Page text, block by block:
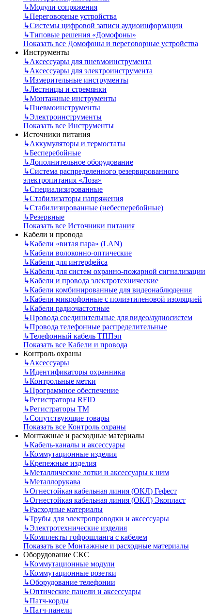
↳Модули сопряжения
↳Переговорные устройства
↳Системы цифровой записи аудиоинформации
↳Типовые решения «Домофоны»
Показать все Домофоны и переговорные устройства
Инструменты
↳Аксессуары для пневмоинструмента
↳Аксессуары для электроинструмента
↳Измерительные инструменты
↳Лестницы и стремянки
↳Монтажные инструменты
↳Пневмоинструменты
↳Электроинструменты
Показать все Инструменты
Источники питания
↳Аккумуляторы и термостаты
↳Бесперебойные
↳Дополнительное оборудование
↳Система распределенного резервированного
электропитания «Лоза»
↳Специализированные
↳Стабилизаторы напряжения
↳Стабилизированные (небесперебойные)
↳Резервные
Показать все Источники питания
Кабели и провода
↳Кабели «витая пара» (LAN)
↳Кабели волоконно-оптические
↳Кабели для интерфейса
↳Кабели для систем охранно-пожарной сигнализации
↳Кабели и провода электротехнические
↳Кабели комбинированные для видеонаблюдения
↳Кабели микрофонные с полиэтиленовой изоляцией
↳Кабели радиочастотные
↳Провода соединительные для видео/аудиосистем
↳Провода телефонные распределительные
↳Телефонный кабель ТППэп
Показать все Кабели и провода
Контроль охраны
↳Аксессуары
↳Идентификаторы охранника
↳Контрольные метки
↳Программное обеспечение
↳Регистраторы RFID
↳Регистраторы ТМ
↳Сопутствующие товары
Показать все Контроль охраны
Монтажные и расходные материалы
↳Кабель-каналы и аксессуары
↳Коммутационные изделия
↳Крепежные изделия
↳Металлические лотки и аксессуары к ним
↳Металлорукава
↳Огнестойкая кабельная линия (ОКЛ) Гефест
↳Огнестойкая кабельная линия (ОКЛ) Экопласт
↳Расходные материалы
↳Трубы для электропроводки и аксессуары
↳Электротехнические изделия
↳Комплекты гофрошланга с кабелем
Показать все Монтажные и расходные материалы
Оборудование СКС
↳Коммутационные модули
↳Коммутационные розетки
↳Оборудование телефонии
↳Оптические панели и аксессуары
↳Патч-корды
↳Патч-панели